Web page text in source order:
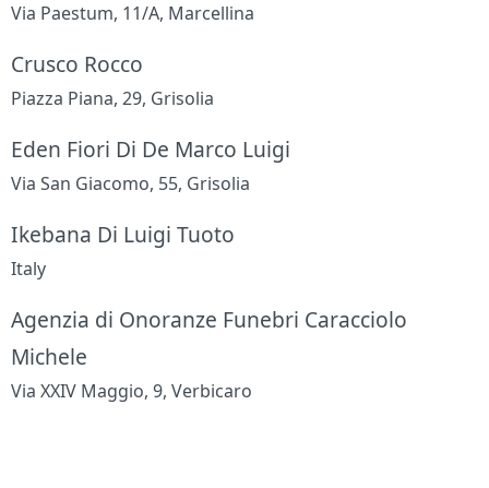
Via Paestum, 11/A, Marcellina
Crusco Rocco
Piazza Piana, 29, Grisolia
Eden Fiori Di De Marco Luigi
Via San Giacomo, 55, Grisolia
Ikebana Di Luigi Tuoto
Italy
Agenzia di Onoranze Funebri Caracciolo
Michele
Via XXIV Maggio, 9, Verbicaro